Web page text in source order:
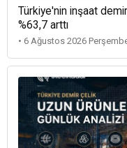
Türkiye'nin inşaat
%63,7 arttı
• 6 Ağustos 2026